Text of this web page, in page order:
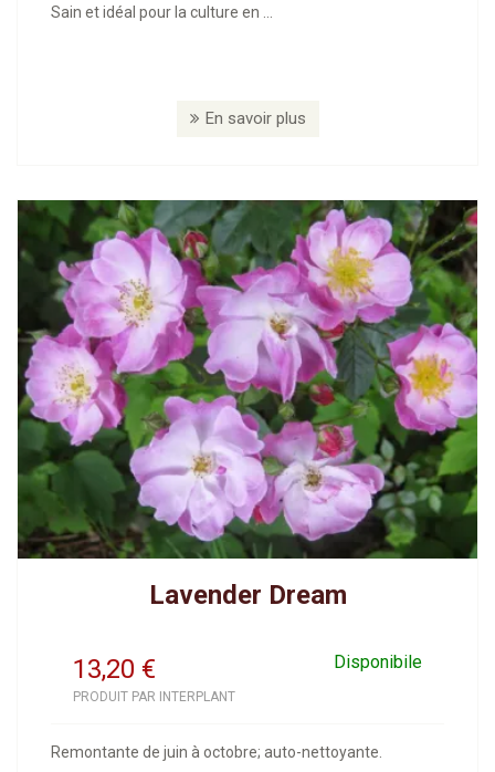
Sain et idéal pour la culture en ...
En savoir plus
Lavender Dream
13,20 Disponibile
€
PRODUIT PAR INTERPLANT
Remontante de juin à octobre; auto-nettoyante.